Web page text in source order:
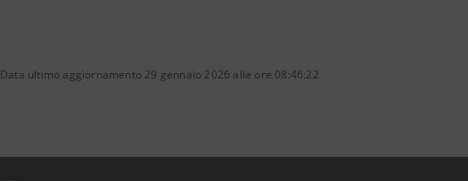
Data ultimo aggiornamento 29 gennaio 2026 alle ore 08:46:22